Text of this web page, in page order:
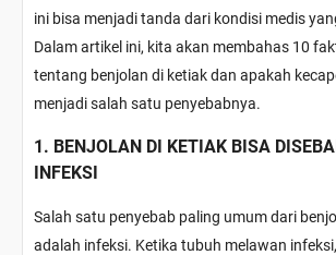
ini bisa menjadi tanda dari kondisi medis
Dalam artikel ini, kita akan membahas 10
tentang benjolan di ketiak dan apakah
menjadi salah satu penyebabnya.
1. BENJOLAN DI KETIAK BISA
INFEKSI
Salah satu penyebab paling umum dari
adalah infeksi. Ketika tubuh melawan